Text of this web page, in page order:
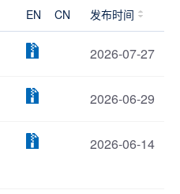
EN CN 发布时间
2026-07-27
2026-06-29
2026-06-14